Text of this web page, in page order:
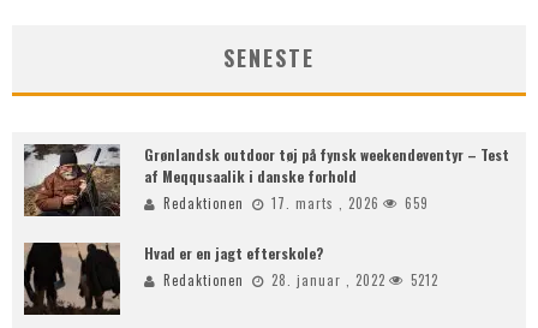
SENESTE
Grønlandsk outdoor tøj på fynsk weekendeventyr – Test
af Meqqusaalik i danske forhold
Redaktionen 17. marts , 2026 659
Hvad er en jagt efterskole?
Redaktionen 28. januar , 2022 5212